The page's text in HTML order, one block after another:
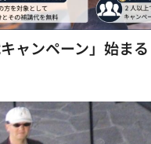
キャンペーン」始まる